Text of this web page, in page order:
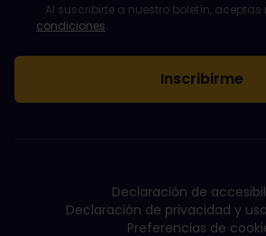
El campo de dirección de email es
La dirección de email no es válida.
Ha habido un fallo al suscribirte al
¡Ya te has suscrito a este boletín!
Acepta los términos y condiciones
Al suscribirte a nuestro boletín, aceptas
condiciones.
Declaración de
Declaración de privacidad y
Preferencias de